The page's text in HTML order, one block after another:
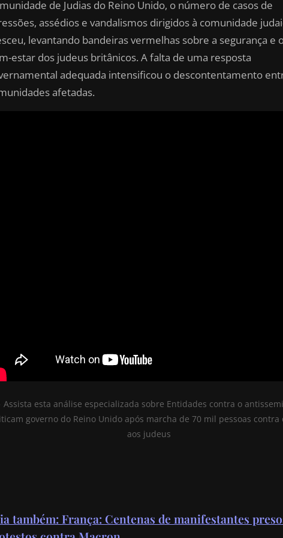
de Judias do Reino Unido, o número de casos de
assédios e vandalismos dirigidos à comunidade
levantando bandeiras vermelhas sobre a segurança e
estar dos judeus britânicos. A falta de uma resposta
adequada intensificou o descontentamento
afetadas.
Assista esta análise especializada sobre Entidades contra o
governo do Reino Unido após marcha de 70 mil pessoas contra
aos judeus
também: França: Centenas de manifestantes